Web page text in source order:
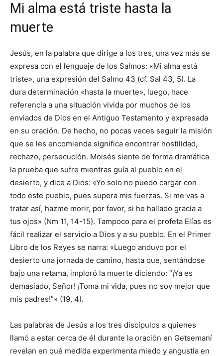
Mi alma está triste hasta la
muerte
Jesús, en la palabra que dirige a los tres, una vez más se
expresa con el lenguaje de los Salmos: «Mi alma está
triste», una expresión del Salmo 43 (cf. Sal 43, 5). La
dura determinación «hasta la muerte», luego, hace
referencia a una situación vivida por muchos de los
enviados de Dios en el Antiguo Testamento y expresada
en su oración. De hecho, no pocas veces seguir la misión
que se les encomienda significa encontrar hostilidad,
rechazo, persecución. Moisés siente de forma dramática
la prueba que sufre mientras guía al pueblo en el
desierto, y dice a Dios: «Yo solo no puedo cargar con
todo este pueblo, pues supera mis fuerzas. Si me vas a
tratar así, hazme morir, por favor, si he hallado gracia a
tus ojos» (Nm 11, 14-15). Tampoco para el profeta Elías es
fácil realizar el servicio a Dios y a su pueblo. En el Primer
Libro de los Reyes se narra: «Luego anduvo por el
desierto una jornada de camino, hasta que, sentándose
bajo una retama, imploró la muerte diciendo: “¡Ya es
demasiado, Señor! ¡Toma mi vida, pues no soy mejor que
mis padres!”» (19, 4).
Las palabras de Jesús a los tres discípulos a quienes
llamó a estar cerca de él durante la oración en Getsemaní
revelan en qué medida experimenta miedo y angustia en